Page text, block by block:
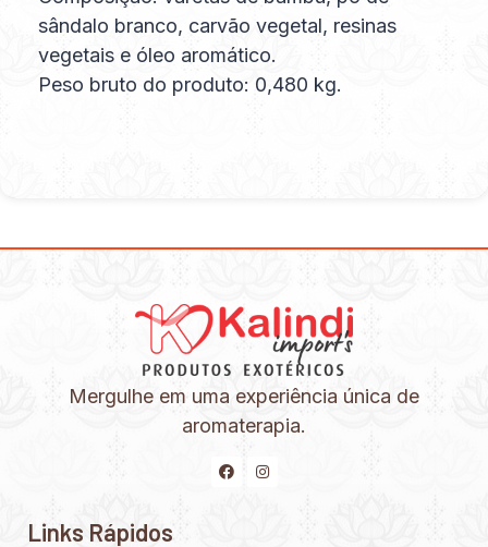
sândalo branco, carvão vegetal, resinas
vegetais e óleo aromático.
Peso bruto do produto: 0,480 kg.
Mergulhe em uma experiência única de
aromaterapia.
Links Rápidos